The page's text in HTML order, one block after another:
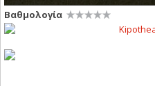
Βαθμολογία